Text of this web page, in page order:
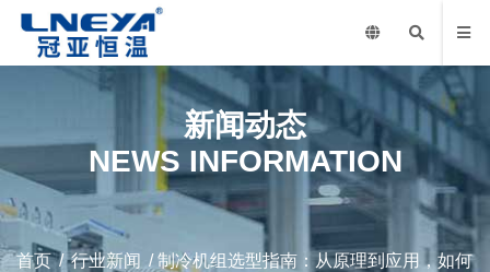
新闻动态
NEWS INFORMATION
首页/行业新闻 / 制冷机组选型指南：从原理到应用，如何